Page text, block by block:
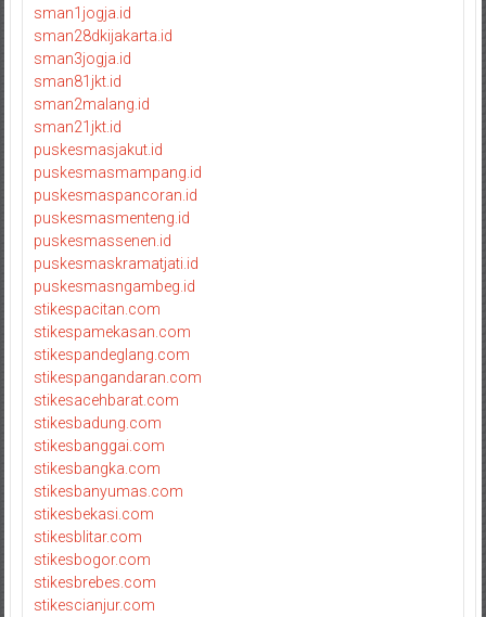
sman1jogja.id
sman28dkijakarta.id
sman3jogja.id
sman81jkt.id
sman2malang.id
sman21jkt.id
puskesmasjakut.id
puskesmasmampang.id
puskesmaspancoran.id
puskesmasmenteng.id
puskesmassenen.id
puskesmaskramatjati.id
puskesmasngambeg.id
stikespacitan.com
stikespamekasan.com
stikespandeglang.com
stikespangandaran.com
stikesacehbarat.com
stikesbadung.com
stikesbanggai.com
stikesbangka.com
stikesbanyumas.com
stikesbekasi.com
stikesblitar.com
stikesbogor.com
stikesbrebes.com
stikescianjur.com